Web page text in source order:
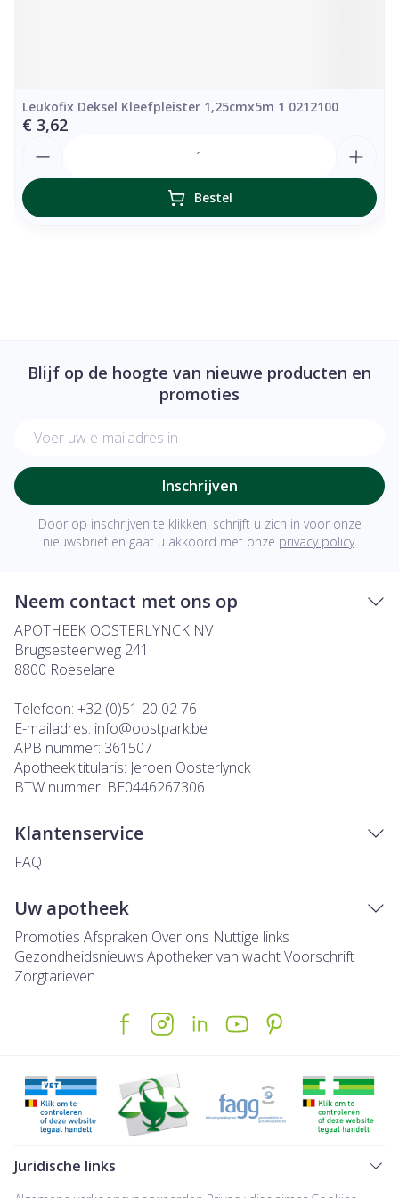
Leukofix Deksel Kleefpleister 1,25cmx5m 1 0212100
€ 3,62
Bestel
Blijf op de hoogte van nieuwe producten en
promoties
Inschrijven
Door op inschrijven te klikken, schrijft u zich in voor onze
nieuwsbrief en gaat u akkoord met onze privacy policy.
Neem contact met ons op
APOTHEEK OOSTERLYNCK NV
Brugsesteenweg 241
8800 Roeselare
Telefoon: +32 (0)51 20 02 76
E-mailadres: info@oostpark.be
APB nummer: 361507
Apotheek titularis: Jeroen Oosterlynck
BTW nummer: BE0446267306
Klantenservice
FAQ
Uw apotheek
Promoties Afspraken Over ons Nuttige links
Gezondheidsnieuws Apotheker van wachtVoorschrift
Zorgtarieven
Juridische links